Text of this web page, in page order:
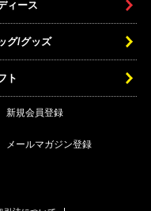
ィース
グ/グッズ
ト
新規会員登録
メールマガジン登録